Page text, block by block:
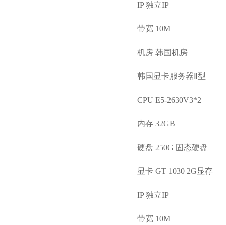
IP 独立IP
带宽 10M
机房 韩国机房
韩国显卡服务器Ⅱ型
CPU E5-2630V3*2
内存 32GB
硬盘 250G 固态硬盘
显卡 GT 1030 2G显存
IP 独立IP
带宽 10M